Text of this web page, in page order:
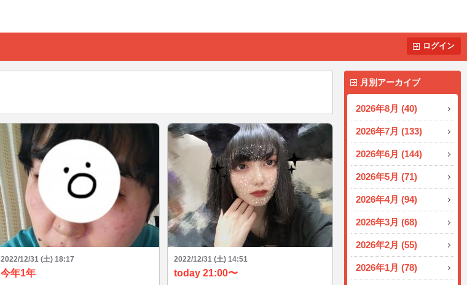
ログイン
月別アーカイブ
2026年8月 (40)
2026年7月 (133)
2026年6月 (144)
2026年5月 (71)
2026年4月 (94)
2026年3月 (68)
2026年2月 (55)
2026年1月 (78)
2022/12/31 (土) 18:17
今年1年
2022/12/31 (土) 14:51
today 21:00〜